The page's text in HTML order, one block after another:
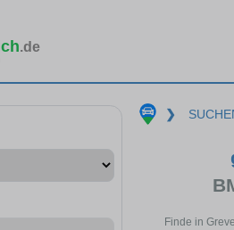
.de
❯
Finde in